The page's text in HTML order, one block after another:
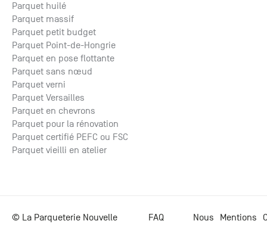
Parquet huilé
Parquet massif
Parquet petit budget
Parquet Point-de-Hongrie
Parquet en pose flottante
Parquet sans nœud
Parquet verni
Parquet Versailles
Parquet en chevrons
Parquet pour la rénovation
Parquet certifié PEFC ou FSC
Parquet vieilli en atelier
© La Parqueterie Nouvelle
FAQ
Nous
Mentions